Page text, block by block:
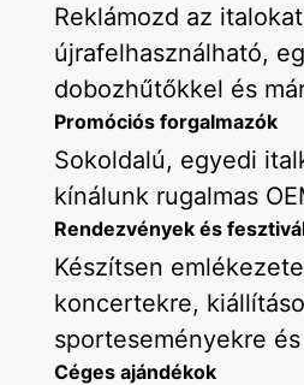
Reklámozd az italokat
újrafelhasználható,
dobozhűtőkkel és
Promóciós forgalmazók
Sokoldalú, egyedi
kínálunk rugalmas
Rendezvények és
Készítsen
koncertekre,
sporteseményekre
Céges ajándékok